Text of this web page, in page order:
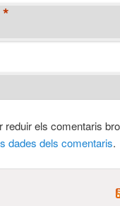
*
reduir els comentaris
dades dels comentaris.